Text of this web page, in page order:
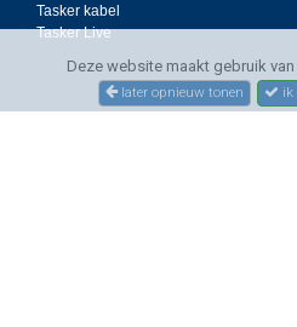
Deze website maakt gebruik
later opnieuw tonen ik
Tasker kabel
Tasker Live